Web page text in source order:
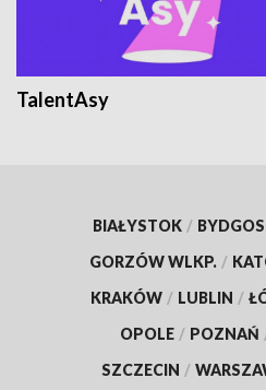
TalentAsy
BIAŁYSTOK /
GORZÓW WLKP. /
KRAKÓW / LUBLIN /
OPOLE / POZNAŃ
SZCZECIN /